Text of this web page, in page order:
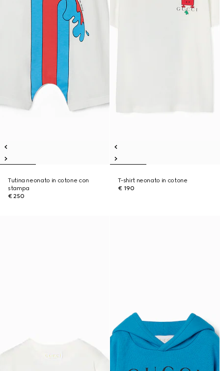
Tutina neonato in cotone con
stampa
€ 250
T-shirt neonato in cotone
€ 190